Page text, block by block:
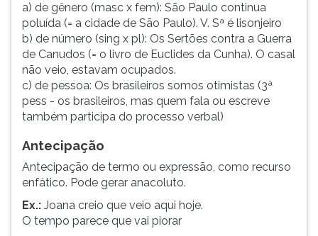
a) de gênero (masc x fem): São Paulo continua
poluída (= a cidade de São Paulo). V. Sª é lisonjeiro
b) de número (sing x pl): Os Sertões contra a Guerra
de Canudos (= o livro de Euclides da Cunha). O casal
não veio, estavam ocupados.
c) de pessoa: Os brasileiros somos otimistas (3ª
pess - os brasileiros, mas quem fala ou escreve
também participa do processo verbal)
Antecipação
Antecipação de termo ou expressão, como recurso
enfático. Pode gerar anacoluto.
Ex.: Joana creio que veio aqui hoje.
O tempo parece que vai piorar